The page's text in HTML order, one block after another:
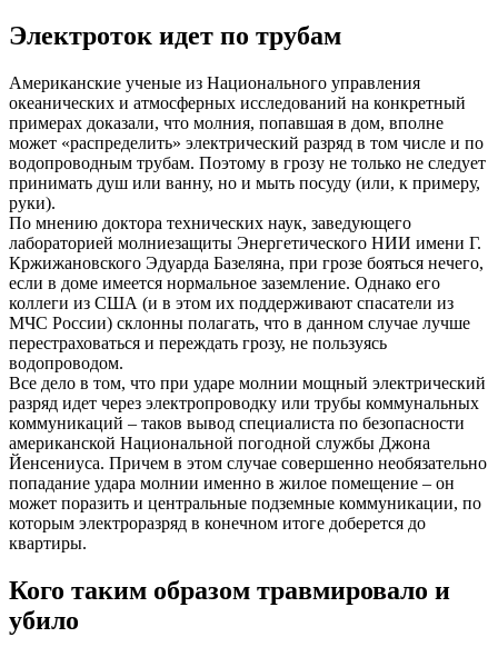
Электроток идет по трубам
Американские ученые из Национального управления
океанических и атмосферных исследований на конкретный
примерах доказали, что молния, попавшая в дом, вполне
может «распределить» электрический разряд в том числе и по
водопроводным трубам. Поэтому в грозу не только не следует
принимать душ или ванну, но и мыть посуду (или, к примеру,
руки).
По мнению доктора технических наук, заведующего
лабораторией молниезащиты Энергетического НИИ имени Г.
Кржижановского Эдуарда Базеляна, при грозе бояться нечего,
если в доме имеется нормальное заземление. Однако его
коллеги из США (и в этом их поддерживают спасатели из
МЧС России) склонны полагать, что в данном случае лучше
перестраховаться и переждать грозу, не пользуясь
водопроводом.
Все дело в том, что при ударе молнии мощный электрический
разряд идет через электропроводку или трубы коммунальных
коммуникаций – таков вывод специалиста по безопасности
американской Национальной погодной службы Джона
Йенсениуса. Причем в этом случае совершенно необязательно
попадание удара молнии именно в жилое помещение – он
может поразить и центральные подземные коммуникации, по
которым электроразряд в конечном итоге доберется до
квартиры.
Кого таким образом травмировало и
убило